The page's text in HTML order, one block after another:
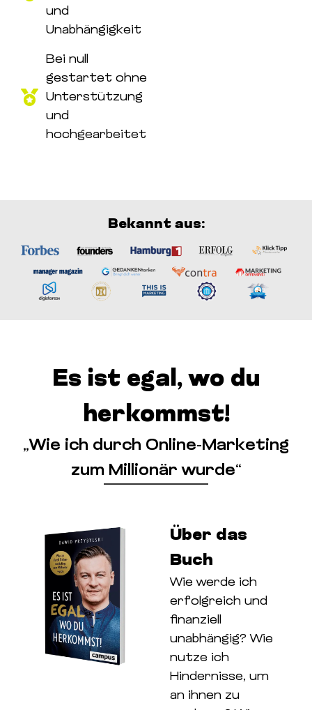
und
Unabhängigkeit
Bei null
gestartet ohne
Unterstützung
und
hochgearbeitet
Bekannt aus:
Es ist egal, wo du
herkommst!
„Wie ich durch Online-Marketing
zum Millionär wurde“
Über das
Buch
Wie werde ich
erfolgreich und
finanziell
unabhängig? Wie
nutze ich
Hindernisse, um
an ihnen zu